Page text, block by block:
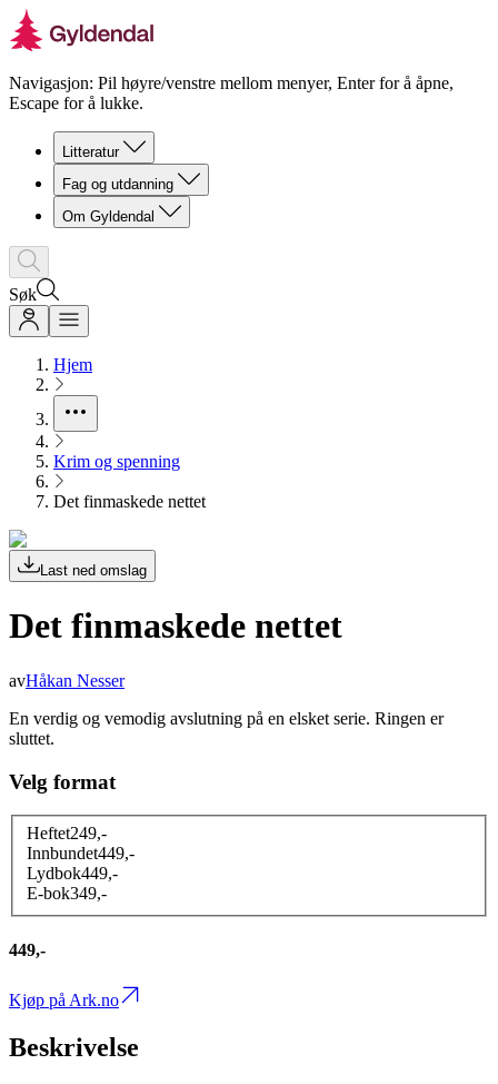
Navigasjon: Pil høyre/venstre mellom menyer, Enter for å åpne,
Escape for å lukke.
Litteratur
Fag og utdanning
Om Gyldendal
Søk
Hjem
Krim og spenning
Det finmaskede nettet
Last ned omslag
Det finmaskede nettet
avHåkan Nesser
En verdig og vemodig avslutning på en elsket serie. Ringen er
sluttet.
Velg format
Heftet249,-
Innbundet449,-
Lydbok449,-
E-bok349,-
449,-
Kjøp på Ark.no
Beskrivelse